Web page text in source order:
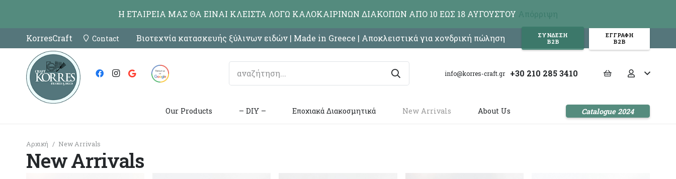
KorresCraft Contact Βιοτεχνία κατασκευής ξύλινων ειδών | Made in Greece | Αποκλειστικά για χονδρική πώληση
ΣΥΝΔΕΣΗ
Β2Β
ΕΓΓΡΑΦΗ
Β2Β
info@korres-craft.gr +30 210 285 3410
Our Products – DIY – Εποχιακά Διακοσμητικά New Arrivals About Us Catalogue 2024
Αρχική / New Arrivals
New Arrivals
Η ΕΤΑΙΡΕΙΑ ΜΑΣ ΘΑ ΕΙΝΑΙ ΚΛΕΙΣΤΑ ΛΟΓΩ ΚΑΛΟΚΑΙΡΙΝΩΝ ΔΙΑΚΟΠΩΝ ΑΠΟ 10 ΕΩΣ 18 ΑΥΓΟΥΣΤΟΥ Απόρριψη